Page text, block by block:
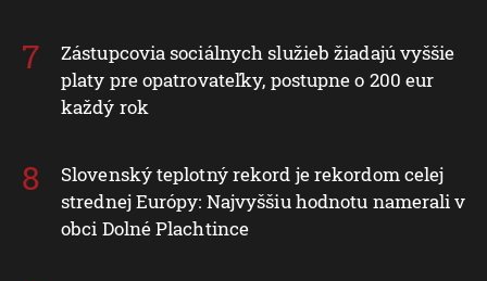
Zástupcovia sociálnych služieb žiadajú vyššie
platy pre opatrovateľky, postupne o 200 eur
každý rok
Slovenský teplotný rekord je rekordom celej
strednej Európy: Najvyššiu hodnotu namerali v
obci Dolné Plachtince